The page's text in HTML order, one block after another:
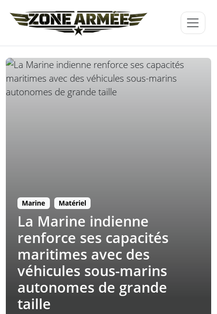
Marine Matériel
La Marine indienne
renforce ses capacités
maritimes avec des
véhicules sous-marins
autonomes de grande
taille